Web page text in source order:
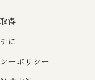
得
に
ーポリシー